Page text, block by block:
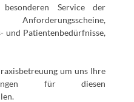
Service der
und Patientenbedürfnisse,
um uns Ihre
für diesen